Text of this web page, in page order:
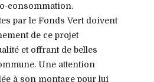
consommation.
par le Fonds Vert doivent
de ce projet
et offrant de belles
Une attention
à son montage pour lui